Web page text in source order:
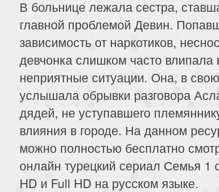
В больнице лежала сестра,
главной проблемой Девин.
зависимость от наркотиков,
девчонка слишком часто влипала
неприятные ситуации. Она, в
услышала обрывки разговора
дядей, не уступавшего
влияния в городе. На данном
можно полностью бесплатно
онлайн турецкий сериал Семья 1
HD и Full HD на русском языке.